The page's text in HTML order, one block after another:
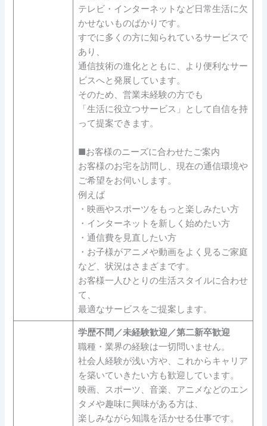
テレビ・インターネットなど日常生活に欠
かせないものばかりです。
すでに多くの方に知られているサービスで
あり、
通信技術の進化とともに、より便利なサー
ビスへと発展しています。
そのため、営業未経験の方でも
「生活に役立つサービス」として自信を持
って提案できます。
■お客様のニーズに合わせたご案内
お客様のお宅を訪問し、現在の通信環境や
ご希望をお伺いします。
例えば
・映画やスポーツをもっと楽しみたい方
・インターネットを新しく始めたい方
・通信費を見直したい方
・お子様がアニメや動画をよく見るご家庭
など、状況はさまざまです。
お客様一人ひとりの生活スタイルに合わせ
て、
最適なサービスをご提案します。
学歴不問／未経験歓迎／第二新卒歓迎
職種・業界の経験は一切問いません。
社会人経験が浅い方や、これからキャリア
を築いていきたい方も歓迎しています。
映画、スポーツ、音楽、アニメなどのエン
タメや趣味に興味がある方は、
楽しみながら知識を活かせる仕事です。